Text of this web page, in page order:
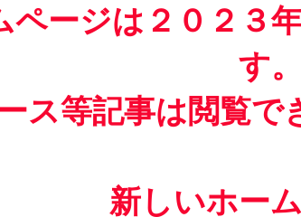
ページは２０２３
す。
ス等記事は閲覧で
新しいホー